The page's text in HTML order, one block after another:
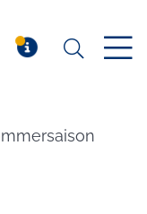
Suchen